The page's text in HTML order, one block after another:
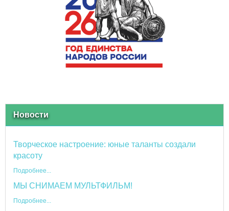
Новости
Творческое настроение: юные таланты создали
красоту
Подробнее...
МЫ СНИМАЕМ МУЛЬТФИЛЬМ!
Подробнее...